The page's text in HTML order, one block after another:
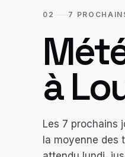
02 7
à
Les 7 prochains
la moyenne des